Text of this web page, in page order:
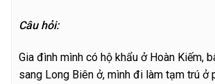
Câu hỏi:
Gia đình mình có hộ khẩu ở Hoàn Kiếm,
sang Long Biên ở, mình đi làm tạm trú ở